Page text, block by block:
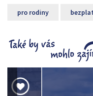
pro rodiny